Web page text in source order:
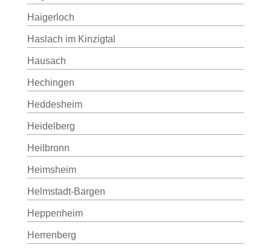
Haigerloch
Haslach im Kinzigtal
Hausach
Hechingen
Heddesheim
Heidelberg
Heilbronn
Heimsheim
Helmstadt-Bargen
Heppenheim
Herrenberg